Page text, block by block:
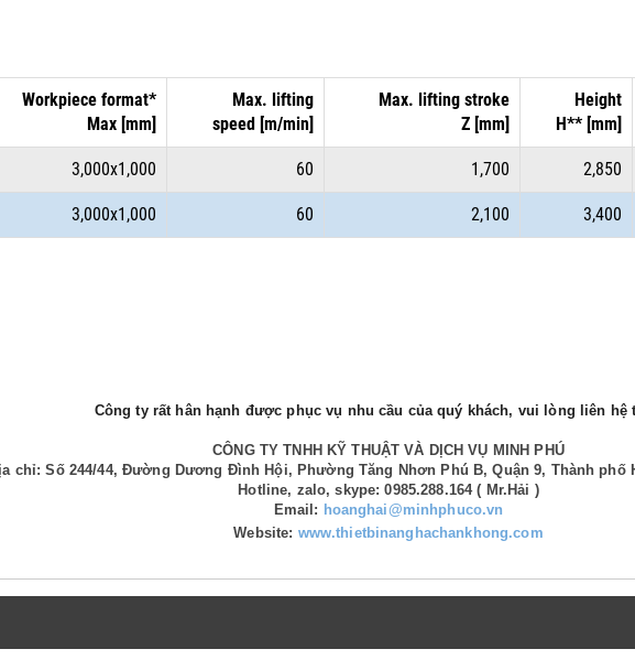
Workpiece format*
Max [mm]
Max. lifting
speed [m/min]
Max. lifting stroke
Z [mm]
Height
H** [mm]
3,000x1,000 60 1,700 2,850
3,000x1,000 60 2,100 3,400
Công ty rất hân hạnh được phục vụ nhu cầu của quý khách, vui lòng liên hệ
CÔNG TY TNHH KỸ THUẬT VÀ DỊCH VỤ MINH PHÚ
chỉ: Số 244/44, Đường Dương Đình Hội, Phường Tăng Nhơn Phú B, Quận 9, Thành phố
Hotline, zalo, skype: 0985.288.164 ( Mr.Hải )
Email: hoanghai@minhphuco.vn
Website: www.thietbinanghachankhong.com